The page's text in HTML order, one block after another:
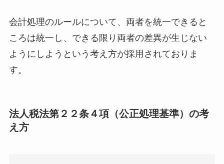
会計処理のルールについて、両者を統一できると
ころは統一し、できる限り両者の差異が生じない
ようにしようという考え方が採用されておりま
す。
法人税法第２２条４項（公正処理基準）の考
え方